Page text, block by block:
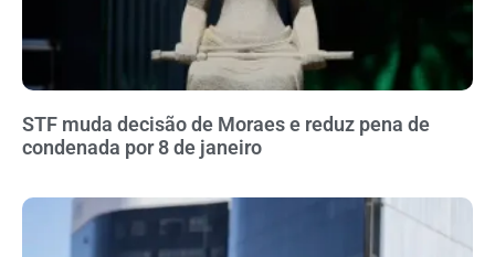
STF muda decisão de Moraes e reduz pena de
condenada por 8 de janeiro